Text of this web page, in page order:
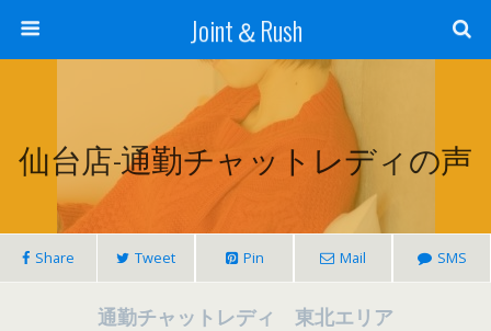
Joint＆Rush
仙台店-通勤チャットレディの声
Share Tweet Pin Mail SMS
通勤チャットレディ 東北エリア